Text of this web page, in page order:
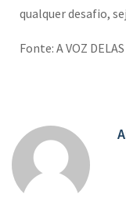
qualquer desafio,
Fonte: A VOZ DELAS